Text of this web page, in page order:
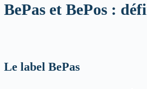
BePas et BePos :
Le label BePas